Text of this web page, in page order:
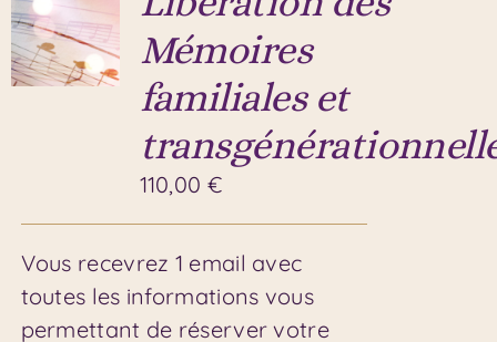
Mémoires
familiales et
110,00 €
Vous recevrez 1 email avec
toutes les informations vous
permettant de réserver votre